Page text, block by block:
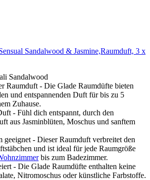
Sandalwood & Jasmine,Raumduft, 3 x
Sandalwood
Raumduft - Die Glade Raumdüfte bieten
und entspannenden Duft für bis zu 5
Zuhause.
- Fühl dich entspannt, durch den
aus Jasminblüten, Moschus und sanftem
geeignet - Dieser Raumduft verbreitet den
und ist ideal für jede Raumgröße
bis zum Badezimmer.
- Die Glade Raumdüfte enthalten keine
Nitromoschus oder künstliche Farbstoffe.